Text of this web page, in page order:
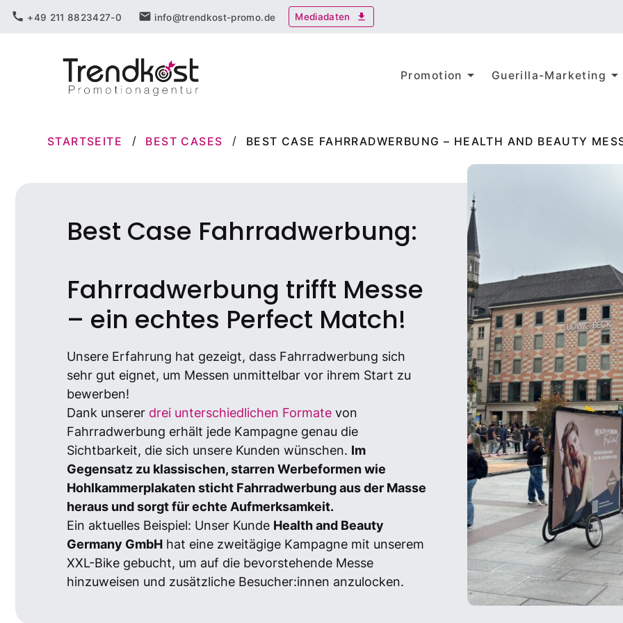
Zum
call +49 211 8823427-0 mail info@trendkost-promo.de Mediadaten download
Promotion arrow_drop_down Guerilla-Marketing arrow_drop_down
STARTSEITE BEST CASES BEST CASE FAHRRADWERBUNG – HEALTH AND BEAUTY
Best Case Fahrradwerbung:
Fahrradwerbung trifft Messe
– ein echtes Perfect Match!
Unsere Erfahrung hat gezeigt, dass Fahrradwerbung sich
sehr gut eignet, um Messen unmittelbar vor ihrem Start zu
bewerben!
Dank unserer drei unterschiedlichen Formate von
Fahrradwerbung erhält jede Kampagne genau die
Sichtbarkeit, die sich unsere Kunden wünschen. Im
Gegensatz zu klassischen, starren Werbeformen wie
Hohlkammerplakaten sticht Fahrradwerbung aus der Masse
heraus und sorgt für echte Aufmerksamkeit.
Ein aktuelles Beispiel: Unser Kunde Health and Beauty
Germany GmbH hat eine zweitägige Kampagne mit unserem
XXL-Bike gebucht, um auf die bevorstehende Messe
hinzuweisen und zusätzliche Besucher:innen anzulocken.